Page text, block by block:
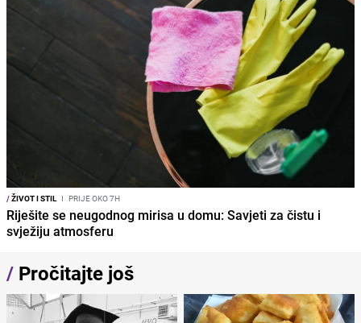
/ŽIVOT I STIL I PRIJE OKO 7H
Riješite se neugodnog mirisa u domu: Savjeti za čistu i
svježiju atmosferu
/ Pročitajte još